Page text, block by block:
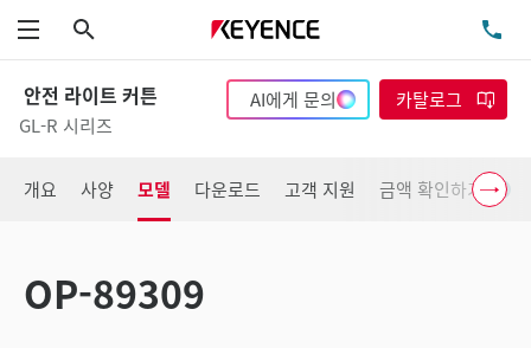
메뉴
안전 라이트 커튼
GL-R 시리즈
AI에게 문의 카탈로그
개요 사양 모델 다운로드 고객 지원 금액 확인하기
OP-89309